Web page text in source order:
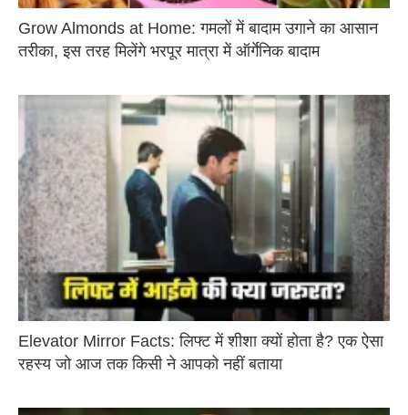
Grow Almonds at Home: गमलों में बादाम उगाने का आसान
तरीका, इस तरह मिलेंगे भरपूर मात्रा में ऑर्गेनिक बादाम
Elevator Mirror Facts: लिफ्ट में शीशा क्यों होता है? एक ऐसा
रहस्य जो आज तक किसी ने आपको नहीं बताया